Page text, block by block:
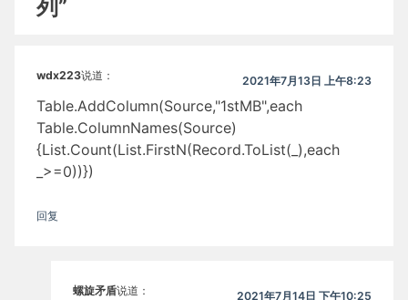
列”
wdx223说道： 2021年7月13日 上午8:23
Table.AddColumn(Source,"1stMB",each
Table.ColumnNames(Source)
{List.Count(List.FirstN(Record.ToList(_),each
_>=0))})
回复
螺旋矛盾说道： 2021年7月14日 下午10:25